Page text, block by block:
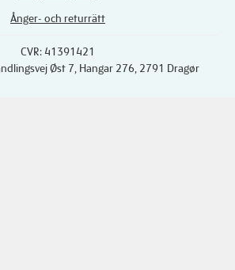
Ånger- och returrätt
CVR: 41391421
Øst 7, Hangar 276, 2791 Dragør